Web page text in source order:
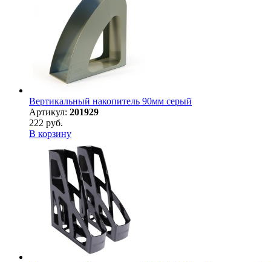
Вертикальный накопитель 90мм серый
Артикул: 201929
222 руб.
В корзину